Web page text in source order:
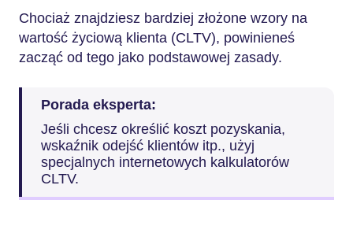
Chociaż znajdziesz bardziej złożone wzory na
wartość życiową klienta (CLTV), powinieneś
zacząć od tego jako podstawowej zasady.
Porada eksperta:
Jeśli chcesz określić koszt pozyskania,
wskaźnik odejść klientów itp., użyj
specjalnych internetowych kalkulatorów
CLTV.